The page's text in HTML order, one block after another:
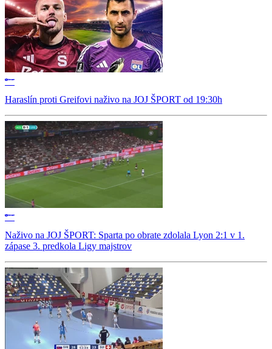
Haraslín proti Greifovi naživo na JOJ ŠPORT od 19:30h
Naživo na JOJ ŠPORT: Sparta po obrate zdolala Lyon 2:1 v 1.
zápase 3. predkola Ligy majstrov